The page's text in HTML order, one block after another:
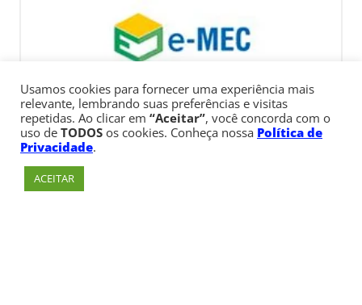
Usamos cookies para fornecer uma experiência mais
relevante, lembrando suas preferências e visitas
repetidas. Ao clicar em “Aceitar”, você concorda com o
uso de TODOS os cookies. Conheça nossa Política de
Privacidade.
ACEITAR